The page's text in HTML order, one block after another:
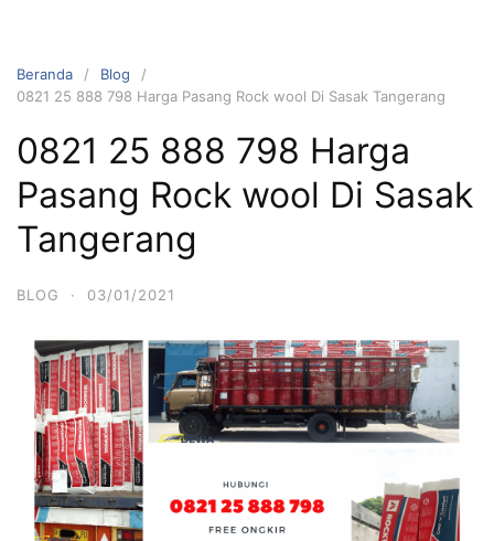
Beranda
Blog
0821 25 888 798 Harga Pasang Rock wool Di Sasak Tangerang
0821 25 888 798 Harga
Pasang Rock wool Di Sasak
Tangerang
BLOG · 03/01/2021